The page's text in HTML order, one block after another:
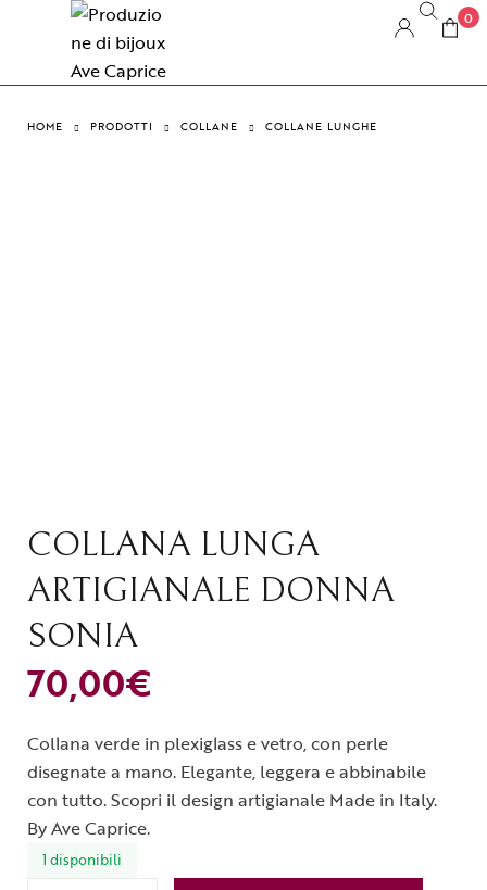
0
HOME PRODOTTI COLLANE COLLANE LUNGHE
COLLANA LUNGA
ARTIGIANALE DONNA
SONIA
70,00€
Collana verde in plexiglass e vetro, con perle
disegnate a mano. Elegante, leggera e abbinabile
con tutto. Scopri il design artigianale Made in Italy.
By Ave Caprice.
1 disponibili